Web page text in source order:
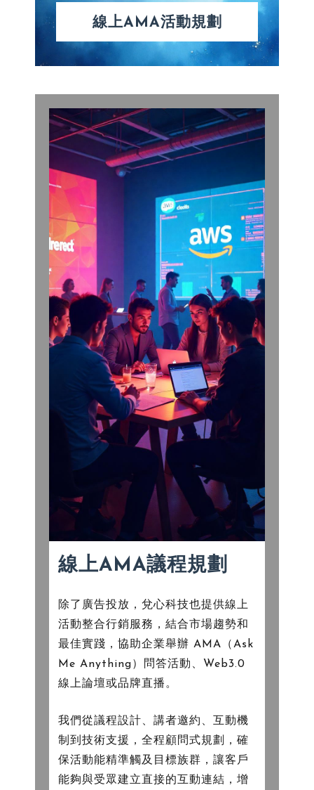
線上AMA活動規劃
線上AMA議程規劃
除了廣告投放，兌心科技也提供線上
活動整合行銷服務，結合市場趨勢和
最佳實踐，協助企業舉辦 AMA（Ask
Me Anything）問答活動、Web3.0
線上論壇或品牌直播。
我們從議程設計、講者邀約、互動機
制到技術支援，全程顧問式規劃，確
保活動能精準觸及目標族群，讓客戶
能夠與受眾建立直接的互動連結，增